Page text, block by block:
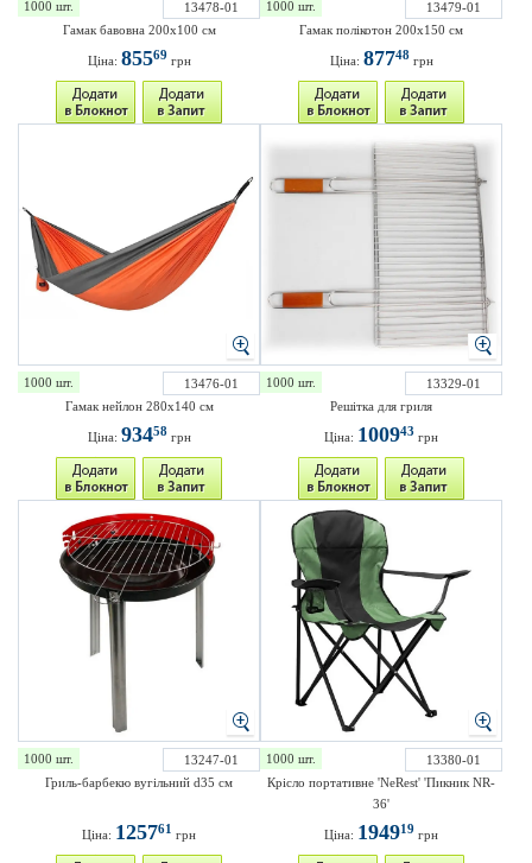
1000 шт.
13478-01
Гамак бавовна 200x100 см
Ціна: 85569 грн
1000 шт.
13479-01
Гамак полікотон 200x150 см
Ціна: 87748грн
1000 шт.
13476-01
Гамак нейлон 280x140 см
Ціна: 93458грн
1000 шт.
13329-01
Решітка для гриля
Ціна: 100943 грн
1000 шт.
13247-01
Гриль-барбекю вугільний d35 см
Ціна: 125761 грн
1000 шт.
13380-01
Крісло портативне 'NeRest' 'Пикник NR-
36'
Ціна: 194919 грн